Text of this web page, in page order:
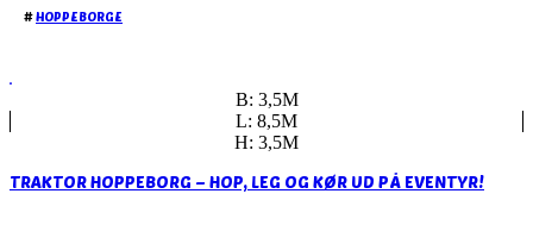
#HOPPEBORGE
B: 3,5M
L: 8,5M
H: 3,5M
TRAKTOR HOPPEBORG – HOP, LEG OG KØR UD PÅ EVENTYR!